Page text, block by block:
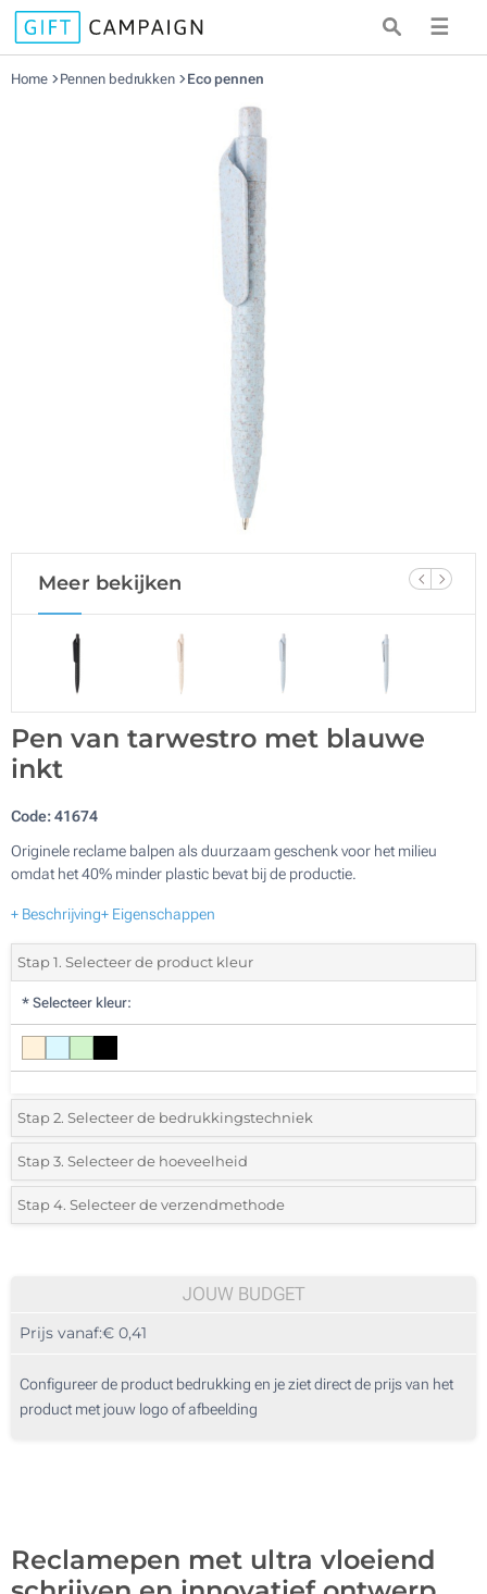
☰
Home Pennen bedrukken Eco pennen
Meer bekijken
Pen van tarwestro met blauwe
inkt
Code:41674
Originele reclame balpen als duurzaam geschenk voor het milieu
omdat het 40% minder plastic bevat bij de productie.
+ Beschrijving+ Eigenschappen
Stap 1. Selecteer de product kleur
* Selecteer kleur:
Stap 2. Selecteer de bedrukkingstechniek
*Selecteer de bedrukking en kleuren van het logo:
1 Kleur (Op de clip)
Zonder opdruk
Stap 3. Selecteer de hoeveelheid
*Selecteer uit de lijst of voeg het gewenste aantal in
100
500
Stap 4. Selecteer de verzendmethode
JOUW BUDGET
Prijs vanaf:€ 0,41
Configureer de product bedrukking en je ziet direct de prijs van het
product met jouw logo of afbeelding
Reclamepen met ultra vloeiend